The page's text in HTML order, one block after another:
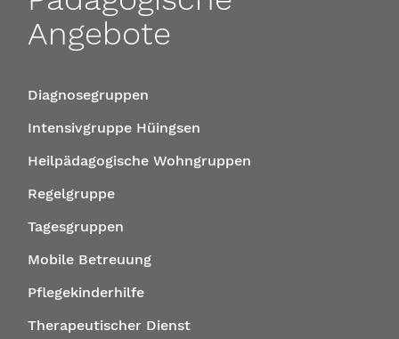
Angebote
Diagnosegruppen
Intensivgruppe Hüingsen
Heilpädagogische Wohngruppen
Regelgruppe
Tagesgruppen
Mobile Betreuung
Pflegekinderhilfe
Therapeutischer Dienst